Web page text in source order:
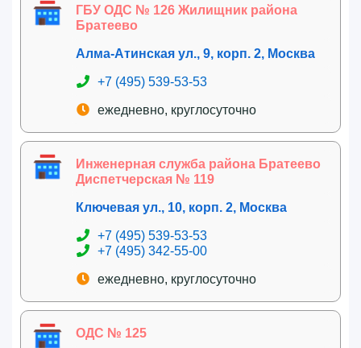
ГБУ ОДС № 126 Жилищник района
Братеево
Алма-Атинская ул., 9, корп. 2, Москва
+7 (495) 539-53-53
ежедневно, круглосуточно
Инженерная служба района Братеево
Диспетчерская № 119
Ключевая ул., 10, корп. 2, Москва
+7 (495) 539-53-53
+7 (495) 342-55-00
ежедневно, круглосуточно
ОДС № 125